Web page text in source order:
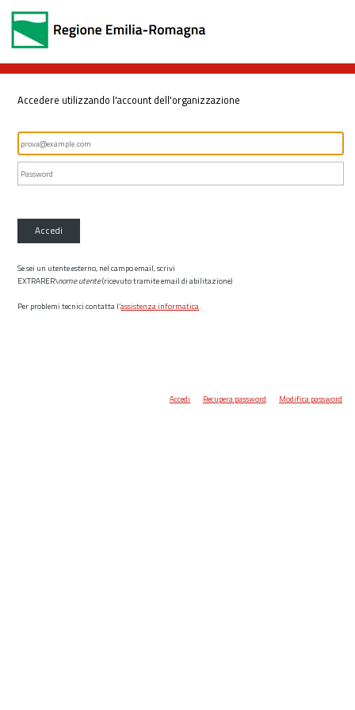
Accedere utilizzando l'account dell'organizzazione
Accedi
Se sei un utente esterno, nel campo email, scrivi
EXTRARER\nome utente(ricevuto tramite email di abilitazione)
Per problemi tecnici contatta l’assistenza informatica.
Accedi Recupera password Modifica password